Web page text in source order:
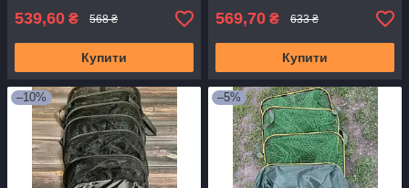
539,60 ₴ 568 ₴
Купити
569,70 ₴ 633 ₴
Купити
–10% –5%